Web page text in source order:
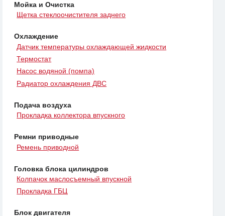
Мойка и Очистка
Щетка стеклоочистителя заднего
Охлаждение
Датчик температуры охлаждающей жидкости
Термостат
Насос водяной (помпа)
Радиатор охлаждения ДВС
Подача воздуха
Прокладка коллектора впускного
Ремни приводные
Ремень приводной
Головка блока цилиндров
Колпачок маслосъемный впускной
Прокладка ГБЦ
Блок двигателя